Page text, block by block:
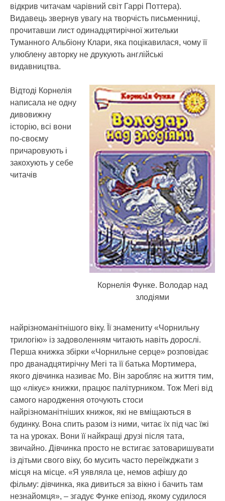
відкрив читачам чарівний світ Гаррі Поттера).
Видавець звернув увагу на творчість письменниці,
прочитавши лист одинадцятирічної жительки
Туманного Альбіону Клари, яка поцікавилася, чому її
улюблену авторку не друкують англійські
видавництва.
Корнелія Функе. Володар над
злодіями
Відтоді Корнелія
написала не одну
дивовижну
історію, всі вони
по-своєму
причаровують і
закохують у себе
читачів
найрізноманітнішого віку. Її знамениту «Чорнильну
трилогію» із задоволенням читають навіть дорослі.
Перша книжка збірки «Чорнильне серце» розповідає
про дванадцятирічну Мегі та її батька Мортимера,
якого дівчинка називає Мо. Він заробляє на життя тим,
що «лікує» книжки, працює палітурником. Тож Мегі від
самого народження оточують стоси
найрізноманітніших книжок, які не вміщаються в
будинку. Вона спить разом із ними, читає їх під час їжі
та на уроках. Вони її найкращі друзі після тата,
звичайно. Дівчинка просто не встигає затоваришувати
із дітьми свого віку, бо мусить часто переїжджати з
місця на місце. «Я уявляла це, немов афішу до
фільму: дівчинка, яка дивиться за вікно і бачить там
незнайомця», – згадує Функе епізод, якому судилося